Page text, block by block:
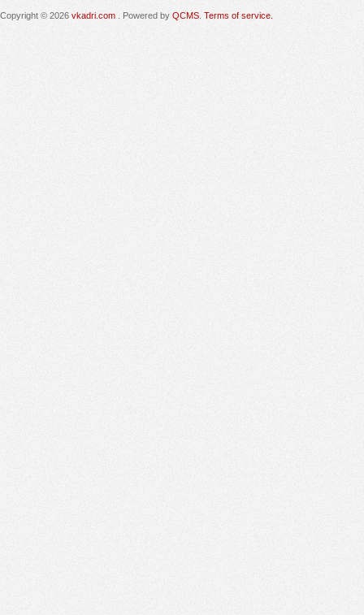
Copyright © 2026 vkadri.com . Powered by QCMS Terms of service.